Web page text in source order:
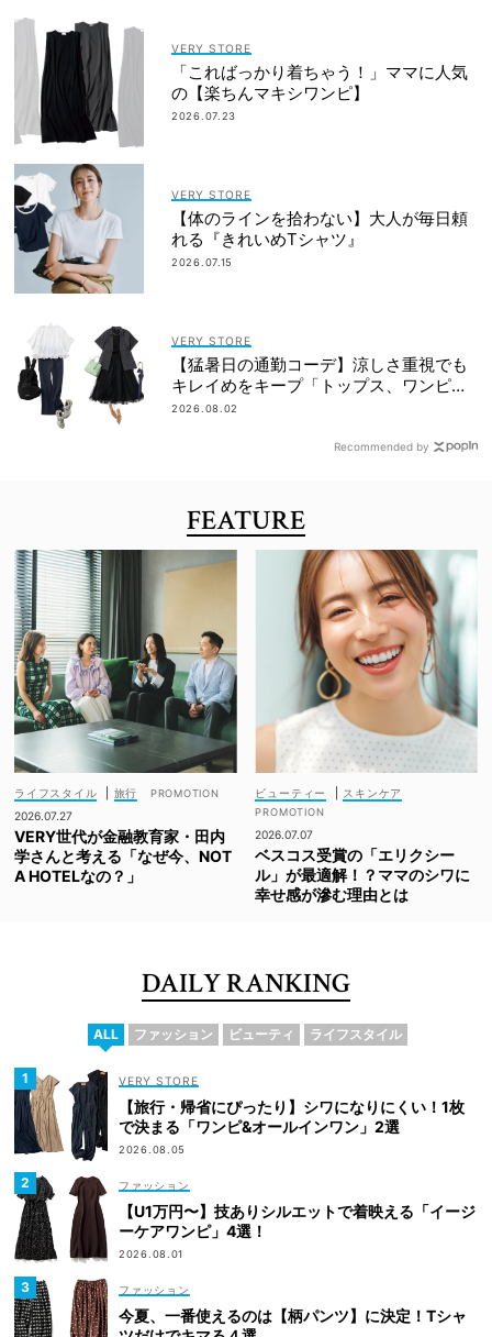
VERY STORE
「こればっかり着ちゃう！」ママに人気
の【楽ちんマキシワンピ】
2026.07.23
VERY STORE
【体のラインを拾わない】大人が毎日頼
れる『きれいめTシャツ』
2026.07.15
VERY STORE
【猛暑日の通勤コーデ】涼しさ重視でも
キレイめをキープ「トップス、ワンピ３
選」
2026.08.02
Recommended by
FEATURE
ライフスタイル
旅行
2026.07.27
VERY世代が金融教育家・田内
学さんと考える「なぜ今、NOT
A HOTELなの？」
ビューティー スキンケア
2026.07.07
ベスコス受賞の「エリクシー
ル」が最適解！？ママのシワに
幸せ感が滲む理由とは
DAILY RANKING
ALL ファッション ビューティ ライフスタイル
VERY STORE
【旅行・帰省にぴったり】シワになりにくい！1枚
で決まる「ワンピ&オールインワン」2選
2026.08.05
ファッション
【U1万円〜】技ありシルエットで着映える「イージ
ーケアワンピ」4選！
2026.08.01
ファッション
今夏、一番使えるのは【柄パンツ】に決定！Tシャ